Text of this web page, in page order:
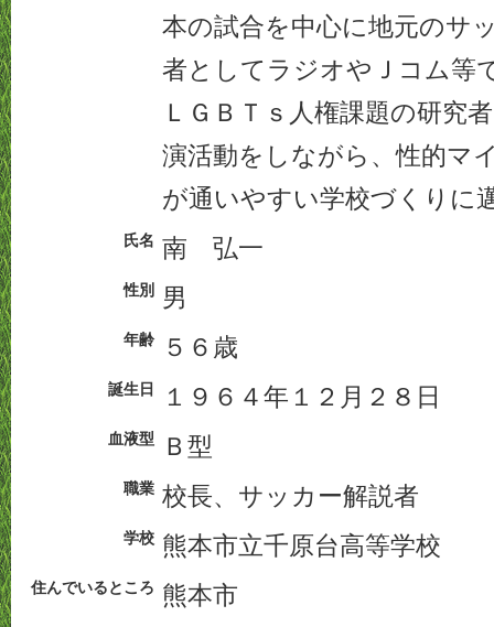
本の試合を中心に地元のサ
者としてラジオやＪコム等
ＬＧＢＴｓ人権課題の研究
演活動をしながら、性的マ
が通いやすい学校づくりに
氏名 南 弘一
性別 男
年齢 ５６歳
誕生日 １９６４年１２月２８日
血液型 Ｂ型
職業 校長、サッカー解説者
学校 熊本市立千原台高等学校
住んでいるところ 熊本市